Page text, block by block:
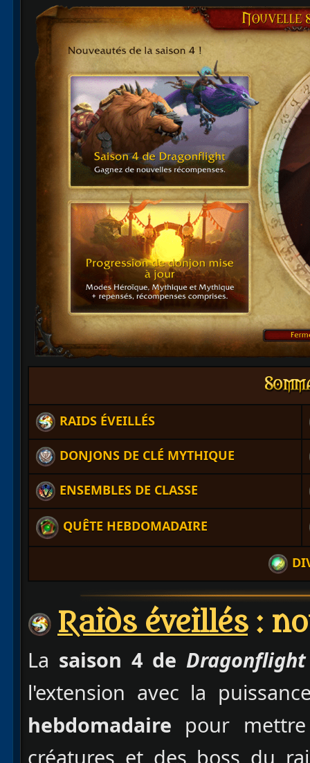
RAIDS ÉVEILLÉS
DONJONS DE CLÉ MYTHIQUE
ENSEMBLES DE CLASSE
QUÊTE HEBDOMADAIRE
Raids éveillés:
La saison 4 de
l'extension avec la
hebdomadaire pour
créatures et des boss du